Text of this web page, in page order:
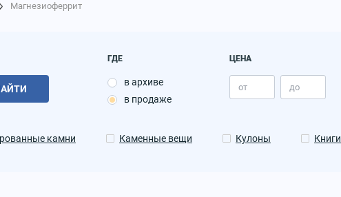
Магнезиоферрит
ГДЕ
в архиве
в продаже
ЦЕНА
камни Каменные вещи Кулоны Книги